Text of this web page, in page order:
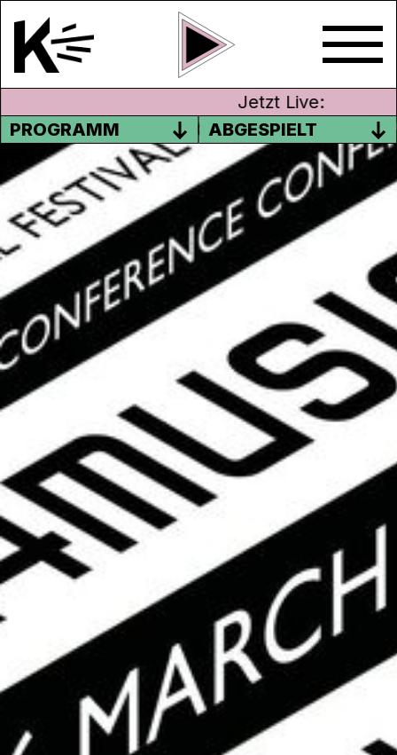
Jetzt Live:
PROGRAMM
ABGESPIELT
M4MUSIC 2021
Die Schweizer Popmusikszene trifft sich
vom Mittwoch, 24. bis Freitag, 26. März
2021 imdigitalen Raum. Auch dieses Jahr
können sich Musikliebhaber*innen auf ein
Festival voller Spannung, Entdeckung und
Vernetzung freuen. Mit nur wenigen Klicks
katapultiert man sich von zuhause mitten
ins Geschehen.
Auf Kanal K bist du mit diesen Sendungen
dabei:
Samstag, 27. März:
17:00 Uhr, Aktuelle Livekonzerte von Annie
Taylor, Giulia Dabalà, La Colère, District
Five, Acid Amazonias
Mittwoch, 31. März:
18:00 Uhr, Nachtleben in Zeiten der
Pandemie